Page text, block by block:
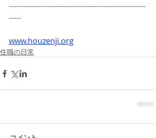
--------------------------------------------------------
-----
www.houzenji.org
住職の日常